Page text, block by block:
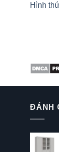
Hình
ĐÁNH